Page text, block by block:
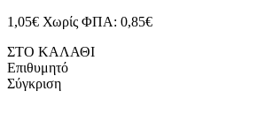
1,05€ Χωρίς ΦΠΑ: 0,85€
ΣΤΟ ΚΑΛΑΘΙ
Επιθυμητό
Σύγκριση